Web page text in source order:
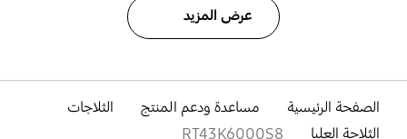
عرض المزيد
الصفحة الرئيسية مساعدة ودعم المنتج
الثلاجات
الثلاجة العليا
RT43K6000S8